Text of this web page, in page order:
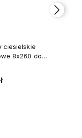
ciesielskie
8x260 do